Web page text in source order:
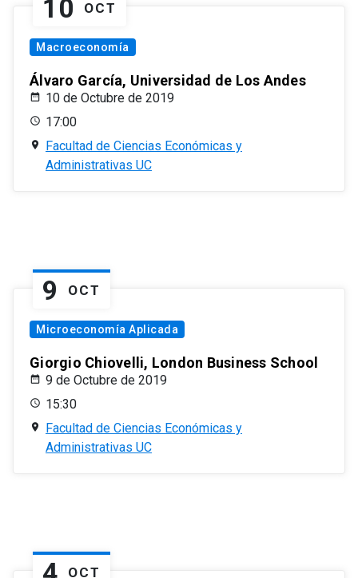
10 OCT
Macroeconomía
Álvaro García, Universidad de Los Andes
10 de Octubre de 2019
17:00
Facultad de Ciencias Económicas y
Administrativas UC
9 OCT
Microeconomía Aplicada
Giorgio Chiovelli, London Business School
9 de Octubre de 2019
15:30
Facultad de Ciencias Económicas y
Administrativas UC
OCT